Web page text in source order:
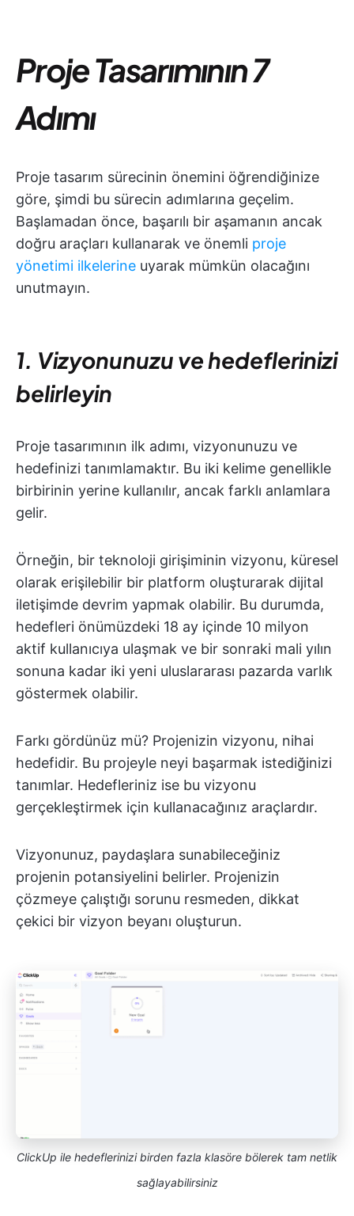
Proje Tasarımının 7
Adımı
Proje tasarım sürecinin önemini öğrendiğinize
göre, şimdi bu sürecin adımlarına geçelim.
Başlamadan önce, başarılı bir aşamanın ancak
doğru araçları kullanarak ve önemli proje
yönetimi ilkelerine uyarak mümkün olacağını
unutmayın.
1. Vizyonunuzu ve hedeflerinizi
belirleyin
Proje tasarımının ilk adımı, vizyonunuzu ve
hedefinizi tanımlamaktır. Bu iki kelime genellikle
birbirinin yerine kullanılır, ancak farklı anlamlara
gelir.
Örneğin, bir teknoloji girişiminin vizyonu, küresel
olarak erişilebilir bir platform oluşturarak dijital
iletişimde devrim yapmak olabilir. Bu durumda,
hedefleri önümüzdeki 18 ay içinde 10 milyon
aktif kullanıcıya ulaşmak ve bir sonraki mali yılın
sonuna kadar iki yeni uluslararası pazarda varlık
göstermek olabilir.
Farkı gördünüz mü? Projenizin vizyonu, nihai
hedefidir. Bu projeyle neyi başarmak istediğinizi
tanımlar. Hedefleriniz ise bu vizyonu
gerçekleştirmek için kullanacağınız araçlardır.
Vizyonunuz, paydaşlara sunabileceğiniz
projenin potansiyelini belirler. Projenizin
çözmeye çalıştığı sorunu resmeden, dikkat
çekici bir vizyon beyanı oluşturun.
ClickUp ile hedeflerinizi birden fazla klasöre bölerek tam netlik
sağlayabilirsiniz